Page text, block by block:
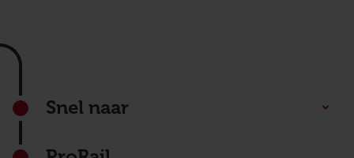
Footer
Snel naar